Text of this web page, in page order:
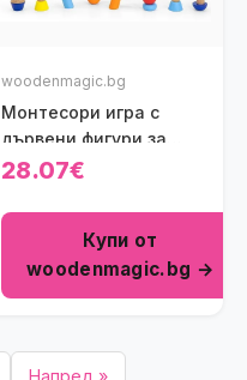
woodenmagic.bg
Монтесори игра с
дървени фигури за
балансиране
28.07€
Купи от
woodenmagic.bg →